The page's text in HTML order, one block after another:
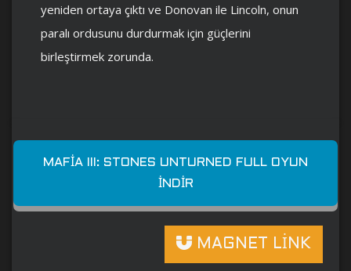
yeniden ortaya çıktı ve Donovan ile Lincoln, onun
paralı ordusunu durdurmak için güçlerini
birleştirmek zorunda.
MAFIA III: STONES UNTURNED FULL OYUN
İNDIR
MAGNET LİNK